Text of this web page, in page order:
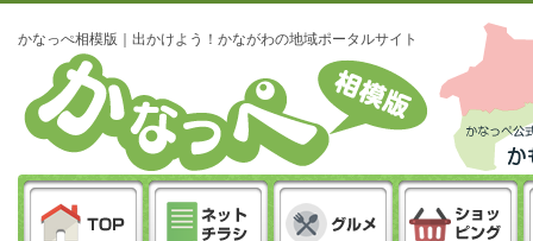
かなっぺ相模版｜出かけよう！かながわの地域ポータルサイト